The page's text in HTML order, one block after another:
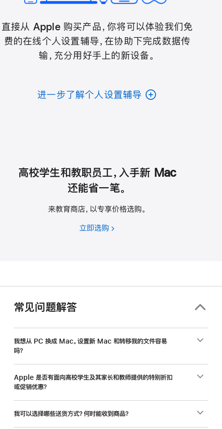
直接从 Apple 购买产品，你将可以体验我们免
费的在线个人设置辅导，在协助下完成数据传
输，充分用好手上的新设备。
进一步了解个人设置辅导
高校学生和教职员工，入手新 Mac
还能省一笔。
来教育商店，以专享价格选购。
立即选购 高
工，
入
新
Mac
能
省
一
常见问题解答
我想从 PC 换成 Mac。设置新 Mac 和转移我的文件容易
吗？
Apple 是否有面向高校学生及其家长和教师提供的特别折扣
或促销优惠？
我可以选择哪些送货方式？何时能收到商品？